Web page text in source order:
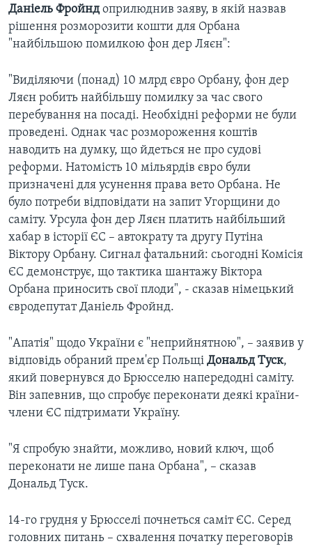
Даніель Фройндоприлюднив заяву, в якій назвав
рішення розморозити кошти для Орбана
"найбільшою помилкою фон дер Ляєн":
"Виділяючи (понад) 10 млрд євро Орбану, фон дер
Ляєн робить найбільшу помилку за час свого
перебування на посаді. Необхідні реформи не були
проведені. Однак час розмороження коштів
наводить на думку, що йдеться не про судові
реформи. Натомість 10 мільярдів євро були
призначені для усунення права вето Орбана. Не
було потреби відповідати на запит Угорщини до
саміту. Урсула фон дер Ляєн платить найбільший
хабар в історії ЄС – автократу та другу Путіна
Віктору Орбану. Сигнал фатальний: сьогодні Комісія
ЄС демонструє, що тактика шантажу Віктора
Орбана приносить свої плоди", - сказав німецький
євродепутат Даніель Фройнд.
"Апатія" щодо України є "неприйнятною", – заявив у
відповідь обраний прем'єр Польщі Дональд Туск,
який повернувся до Брюсселю напередодні саміту.
Він запевнив, що спробує переконати деякі країни-
члени ЄС підтримати Україну.
"Я спробую знайти, можливо, новий ключ, щоб
переконати не лише пана Орбана", – сказав
Дональд Туск.
14-го грудня у Брюсселі почнеться саміт ЄС. Серед
головних питань – схвалення початку переговорів